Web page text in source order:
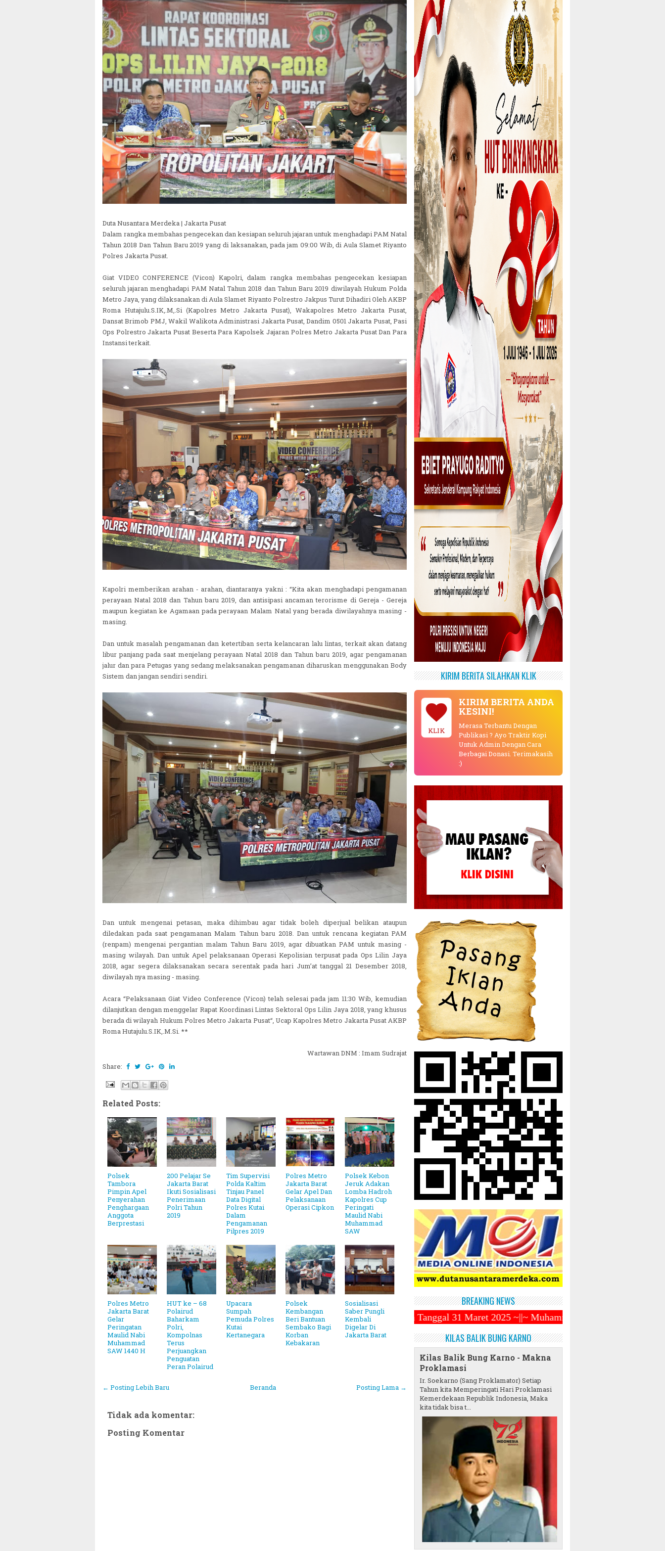
Duta Nusantara Merdeka | Jakarta Pusat
Dalam rangka membahas pengecekan dan kesiapan seluruh jajaran untuk menghadapi PAM Natal
Tahun 2018 Dan Tahun Baru 2019 yang di laksanakan, pada jam 09:00 Wib, di Aula Slamet Riyanto
Polres Jakarta Pusat.
Giat VIDEO CONFERENCE (Vicon) Kapolri, dalam rangka membahas pengecekan kesiapan
seluruh jajaran menghadapi PAM Natal Tahun 2018 dan Tahun Baru 2019 diwilayah Hukum Polda
Metro Jaya, yang dilaksanakan di Aula Slamet Riyanto Polrestro Jakpus Turut Dihadiri Oleh AKBP
Roma Hutajulu.S.IK,.M,.Si (Kapolres Metro Jakarta Pusat), Wakapolres Metro Jakarta Pusat,
Dansat Brimob PMJ, Wakil Walikota Administrasi Jakarta Pusat, Dandim 0501 Jakarta Pusat, Pasi
Ops Polrestro Jakarta Pusat Beserta Para Kapolsek Jajaran Polres Metro Jakarta Pusat Dan Para
Instansi terkait.
Kapolri memberikan arahan - arahan, diantaranya yakni : “Kita akan menghadapi pengamanan
perayaan Natal 2018 dan Tahun baru 2019, dan antisipasi ancaman terorisme di Gereja - Gereja
maupun kegiatan ke Agamaan pada perayaan Malam Natal yang berada diwilayahnya masing -
masing.
Dan untuk masalah pengamanan dan ketertiban serta kelancaran lalu lintas, terkait akan datang
libur panjang pada saat menjelang perayaan Natal 2018 dan Tahun baru 2019, agar pengamanan
jalur dan para Petugas yang sedang melaksanakan pengamanan diharuskan menggunakan Body
Sistem dan jangan sendiri sendiri.
Dan untuk mengenai petasan, maka dihimbau agar tidak boleh diperjual belikan ataupun
diledakan pada saat pengamanan Malam Tahun baru 2018. Dan untuk rencana kegiatan PAM
(renpam) mengenai pergantian malam Tahun Baru 2019, agar dibuatkan PAM untuk masing -
masing wilayah. Dan untuk Apel pelaksanaan Operasi Kepolisian terpusat pada Ops Lilin Jaya
2018, agar segera dilaksanakan secara serentak pada hari Jum’at tanggal 21 Desember 2018,
diwilayah nya masing - masing.
Acara “Pelaksanaan Giat Video Conference (Vicon) telah selesai pada jam 11:30 Wib, kemudian
dilanjutkan dengan menggelar Rapat Koordinasi Lintas Sektoral Ops Lilin Jaya 2018, yang khusus
berada di wilayah Hukum Polres Metro Jakarta Pusat“, Ucap Kapolres Metro Jakarta Pusat AKBP
Roma Hutajulu.S.IK,.M.Si. **
Wartawan DNM : Imam Sudrajat
Share:
Related Posts:
Polsek
Tambora
Pimpin Apel
Penyerahan
Penghargaan
Anggota
Berprestasi
200 Pelajar Se
Jakarta Barat
Ikuti Sosialisasi
Penerimaan
Polri Tahun
2019
Tim Supervisi
Polda Kaltim
Tinjau Panel
Data Digital
Polres Kutai
Dalam
Pengamanan
Pilpres 2019
Polres Metro
Jakarta Barat
Gelar Apel Dan
Pelaksanaan
Operasi Cipkon
Polsek Kebon
Jeruk Adakan
Lomba Hadroh
Kapolres Cup
Peringati
Maulid Nabi
Muhammad
SAW
Polres Metro
Jakarta Barat
Gelar
Peringatan
Maulid Nabi
Muhammad
SAW 1440 H
HUT ke – 68
Polairud
Baharkam
Polri,
Kompolnas
Terus
Perjuangkan
Penguatan
Peran Polairud
Upacara
Sumpah
Pemuda Polres
Kutai
Kertanegara
Polsek
Kembangan
Beri Bantuan
Sembako Bagi
Korban
Kebakaran
Sosialisasi
Saber Pungli
Kembali
Digelar Di
Jakarta Barat
← Posting Lebih Baru Posting Lama →
Beranda
Tidak ada komentar:
Posting Komentar
KIRIM BERITA SILAHKAN KLIK
KLIK
KIRIM BERITA ANDA
KESINI!
Merasa Terbantu Dengan
Publikasi ? Ayo Traktir Kopi
Untuk Admin Dengan Cara
Berbagai Donasi. Terimakasih
:)
BREAKING NEWS
1446 Hijriah Jatuh Pada Hari Sabtu 1 Maret 2025 ~||~ 1 Syawal Jatuh Pada Tanggal 31 Maret 2025 ~||~ Muhammadiyah Luncurkan Ojek Online
KILAS BALIK BUNG KARNO
Kilas Balik Bung Karno - Makna
Proklamasi
Ir. Soekarno (Sang Proklamator) Setiap
Tahun kita Memperingati Hari Proklamasi
Kemerdekaan Republik Indonesia, Maka
kita tidak bisa t...